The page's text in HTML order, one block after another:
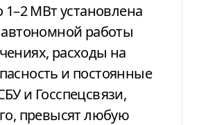
1–2 МВт установлена
автономной работы
расходы на
и постоянные
и Госспецсвязи,
превысят любую